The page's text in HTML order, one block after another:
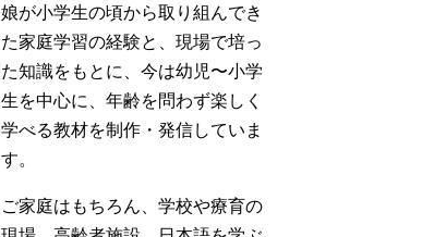
娘が小学生の頃から取り組んでき
た家庭学習の経験と、現場で培っ
た知識をもとに、今は幼児〜小学
生を中心に、年齢を問わず楽しく
学べる教材を制作・発信していま
す。
ご家庭はもちろん、学校や療育の